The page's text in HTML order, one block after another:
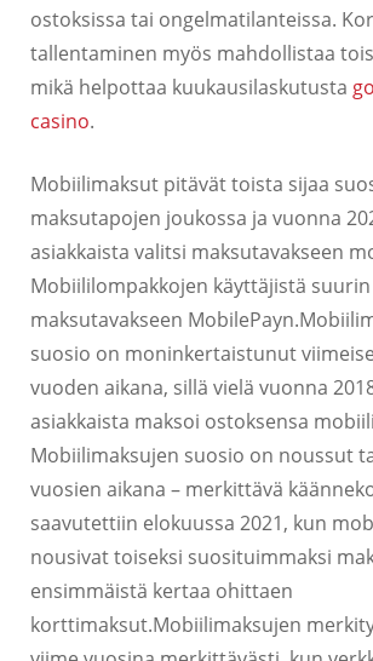
ostoksissa tai ongelmatilanteissa.
tallentaminen myös mahdollistaa
mikä helpottaa kuukausilaskutusta
casino.
Mobiilimaksut pitävät toista sijaa
maksutapojen joukossa ja vuonna
asiakkaista valitsi maksutavakseen
Mobiililompakkojen käyttäjistä
maksutavakseen
suosio on moninkertaistunut
vuoden aikana, sillä vielä vuonna
asiakkaista maksoi ostoksensa
Mobiilimaksujen suosio on noussut
vuosien aikana – merkittävä
saavutettiin elokuussa 2021, kun
nousivat toiseksi suosituimmaksi
ensimmäistä kertaa ohittaen
korttimaksut.Mobiilimaksujen